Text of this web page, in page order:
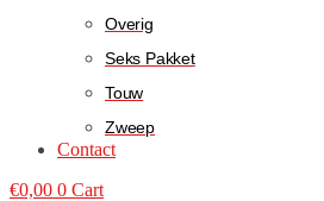
Overig
Seks Pakket
Touw
Zweep
Contact
€0,00 0 Cart